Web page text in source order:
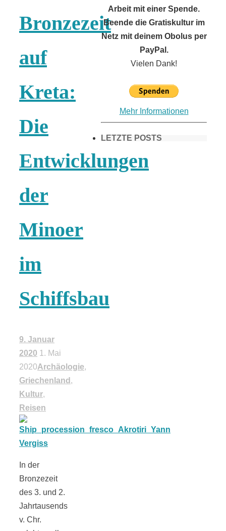
Bronzezeit
auf
Kreta:
Die
Entwicklungen
der
Minoer
im
Schiffsbau
9. Januar
2020 1. Mai
2020Archäologie,
Griechenland ,
Kultur,
Reisen
In der
Bronzezeit
des 3. und 2.
Jahrtausends
v. Chr.
Arbeit mit einer Spende.
Beende die Gratiskultur im
Netz mit deinem Obolus per
PayPal.
Vielen Dank!
Mehr Informationen
LETZTE POSTS
Ausflugsziele
Geschmortes